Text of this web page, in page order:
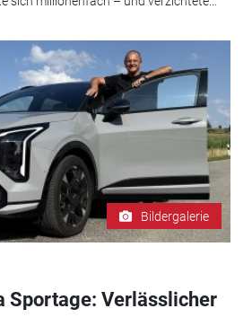
Bildergalerie
Sportage: Verlässlicher